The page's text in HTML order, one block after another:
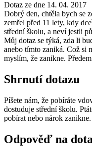
Dotaz ze dne 14. 04. 2017
Dobrý den, chtěla bych se
zemřel před 11 lety, kdy
střední školu, a neví jestli
Můj dotaz se týká, zda li
anebo tímto zaniká. Což si
myslím, že zanikne.
Shrnutí dotazu
Píšete nám, že pobíráte
dostuduje střední školu.
pobírat nebo nárok zanikne.
Odpověď na